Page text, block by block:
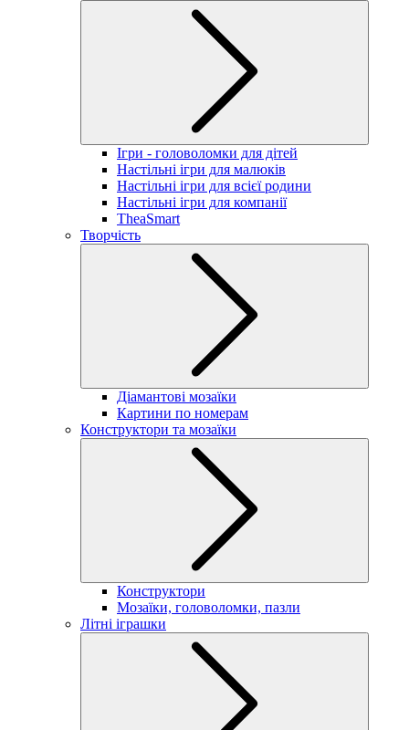
Ігри - головоломки для дітей
Настільні ігри для малюків
Настільні ігри для всієї родини
Настільні ігри для компанії
TheaSmart
Творчість
Діамантові мозаїки
Картини по номерам
Конструктори та мозаїки
Конструктори
Мозаїки, головоломки, пазли
Літні іграшки